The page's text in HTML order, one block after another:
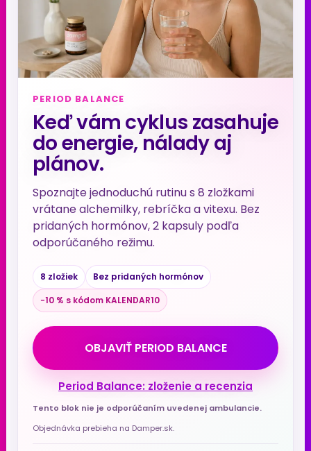
PERIOD BALANCE
Keď vám cyklus zasahuje
do energie, nálady aj
plánov.
Spoznajte jednoduchú rutinu s 8 zložkami
vrátane alchemilky, rebríčka a vitexu. Bez
pridaných hormónov, 2 kapsuly podľa
odporúčaného režimu.
8 zložiek
Bez pridaných hormónov
−10 % s kódom KALENDAR10
OBJAVIŤ PERIOD BALANCE
Period Balance: zloženie a recenzia
Tento blok nie je odporúčaním uvedenej ambulancie.
Objednávka prebieha na Damper.sk.